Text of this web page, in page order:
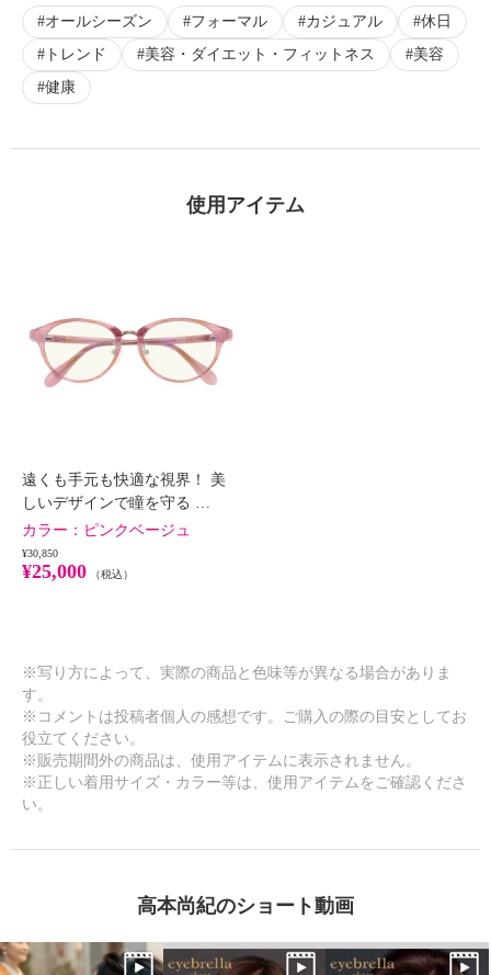
オールシーズン フォーマル カジュアル
休日
トレンド
美容・ダイエット・フィットネス
美容
健康
使用アイテム
遠くも手元も快適な視界！ 美
しいデザインで瞳を守る …
カラー： ピンクベージュ
¥30,850
¥25,000 （税込）
※写り方によって、実際の商品と色味等が異なる場合がありま
す。
※コメントは投稿者個人の感想です。ご購入の際の目安としてお
役立てください。
※販売期間外の商品は、使用アイテムに表示されません。
※正しい着用サイズ・カラー等は、使用アイテムをご確認くださ
い。
高本尚紀のショート動画